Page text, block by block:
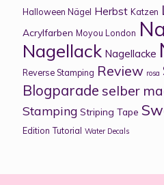
Halloween Nägel Herbst Katzen
Acrylfarben Moyou London
Nagellack Nagellacke
Reverse Stamping Review rosa
Blogparade selber
Stamping Striping Tape
Edition Tutorial Water Decals